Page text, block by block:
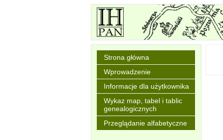
Strona główna
Wprowadzenie
Informacje dla użytkownika
Wykaz map, tabel i tablic
genealogicznych
Przeglądanie alfabetyczne